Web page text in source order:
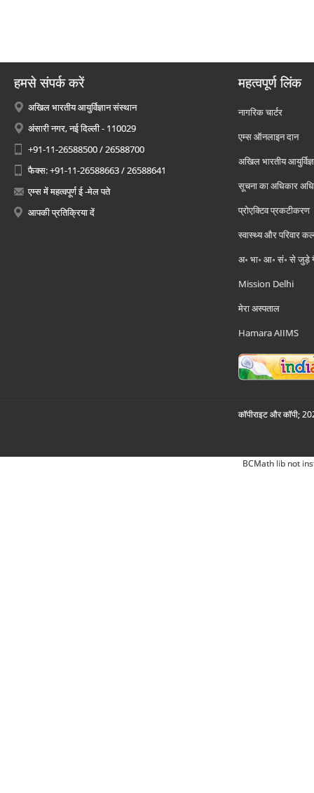
हमसे संपर्क करें
अखिल भारतीय आयुर्विज्ञान संस्थान
अंसारी नगर, नई दिल्ली - 110029
+91-11-26588500 / 26588700
फैक्स: +91-11-26588663 / 26588641
एम्स में महत्वपूर्ण ई -मेल पते
आपकी प्रतिक्रिया दें
महत्वपूर्ण लिंक
नागरिक चार्टर
एम्स ऑनलाइन दान
अखिल भारतीय
सूचना का अधिकार
प्रोएक्टिव प्रकटीकरण
स्वास्थ्य और परिवार
अ॰ भा॰ आ॰ सं॰ से जुड़े
Mission Delhi
मेरा अस्पताल
Hamara AIIMS
कॉपीराइट और कॉपी;
BCMath lib not